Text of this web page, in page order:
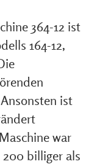
364-12 ist
164-12,
ist
war
billiger als